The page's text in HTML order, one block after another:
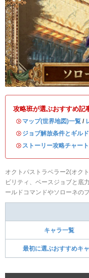
攻略班が選ぶおすすめ記
・ マップ(世界地図)一覧 /
・ ジョブ解放条件とギル
・ ストーリー攻略チャー
オクトパストラベラー2(オク
ビリティ、ベースジョブと底
ールドコマンドやソローネの
キャラ一覧
最初に選ぶおすすめキ